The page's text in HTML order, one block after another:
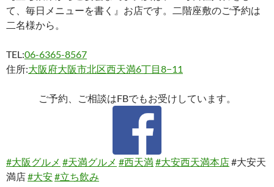
て、毎日メニューを書く』お店です。二階座敷のご予約は
二名様から。
TEL:06-6365-8567
住所:大阪府大阪市北区西天満6丁目8−11
ご予約、ご相談はFBでもお受けしています。
#大阪グルメ #天満グルメ #西天満#大安西天満本店#大安天
満店#大安#立ち飲み